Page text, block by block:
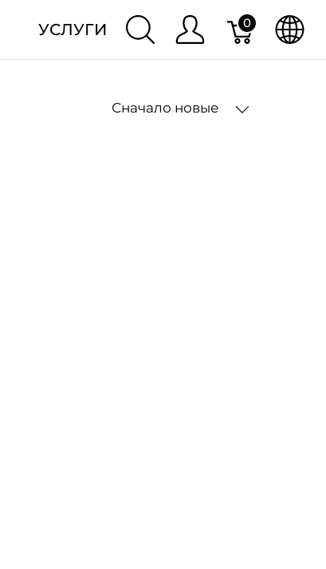
УСЛУГИ 0
Сначало новые